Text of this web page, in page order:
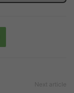
Next article